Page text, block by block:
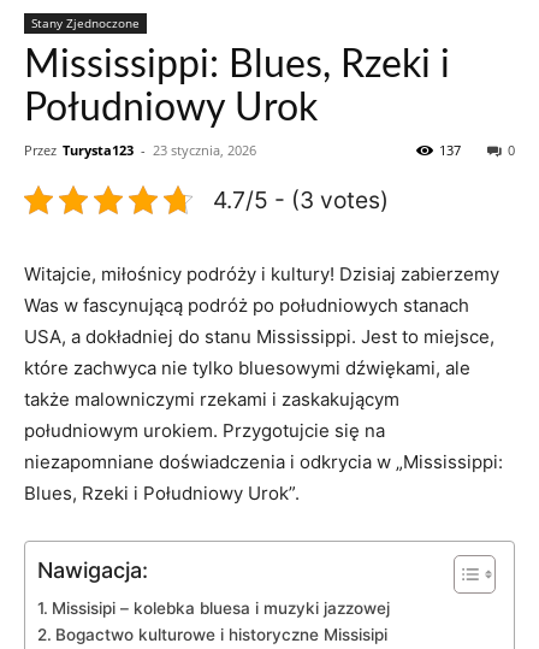
Stany Zjednoczone
Mississippi: Blues, Rzeki i
Południowy Urok
Przez Turysta123 - 23 stycznia, 2026 0
137
4.7/5 - (3 votes)
Witajcie, miłośnicy podróży i kultury! Dzisiaj zabierzemy
Was w fascynującą podróż po południowych stanach
USA, a dokładniej do stanu Mississippi. Jest to miejsce,
które zachwyca nie tylko bluesowymi dźwiękami, ale
także malowniczymi rzekami i zaskakującym
południowym urokiem. Przygotujcie się na
niezapomniane doświadczenia i odkrycia w „Mississippi:
Blues, Rzeki i Południowy Urok”.
Nawigacja:
Missisipi – kolebka bluesa i muzyki jazzowej
Bogactwo kulturowe i historyczne Missisipi